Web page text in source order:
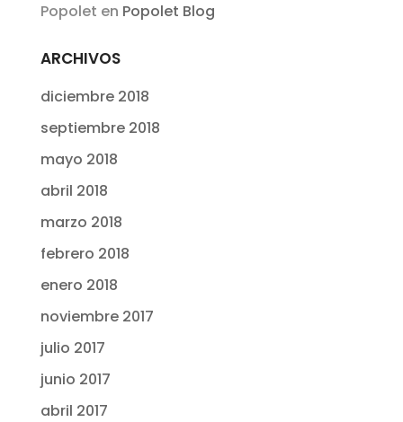
Popolet en Popolet Blog
ARCHIVOS
diciembre 2018
septiembre 2018
mayo 2018
abril 2018
marzo 2018
febrero 2018
enero 2018
noviembre 2017
julio 2017
junio 2017
abril 2017